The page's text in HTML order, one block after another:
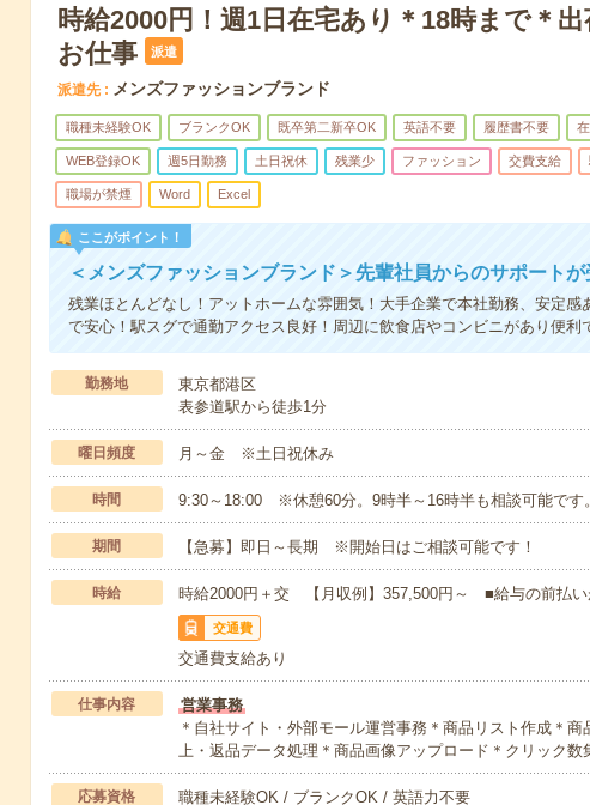
時給2000円！週1日在宅あり＊18時まで＊
お仕事
派遣
派遣先 メンズファッションブランド
職種未経験OK ブランクOK 既卒第二新卒OK 英語不要 履歴書不要
WEB登録OK 週5日勤務 土日祝休 残業少 ファッション 交費支給
職場が禁煙 Word Excel
ここがポイント！
＜メンズファッションブランド＞先輩社員からのサポートが
残業ほとんどなし！アットホームな雰囲気！大手企業で本社勤務、安定感
で安心！駅スグで通勤アクセス良好！周辺に飲食店やコンビニがあり便利
勤務地
東京都港区
表参道駅から徒歩1分
曜日頻度 月～金 ※土日祝休み
時間 9:30～18:00 ※休憩60分。9時半～16時半も相談可能です。
期間 【急募】即日～長期 ※開始日はご相談可能です！
時給 時給2000円＋交 【月収例】357,500円～ ■給与の前払い
交通費
交通費支給あり
仕事内容
営業事務
＊自社サイト・外部モール運営事務＊商品リスト作成＊
上・返品データ処理＊商品画像アップロード＊クリック
応募資格 職種未経験OK / ブランクOK / 英語力不要